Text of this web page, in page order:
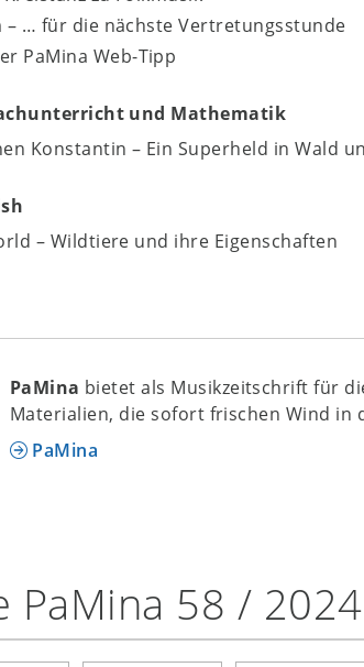
– … für die nächste Vertretungsstunde
PaMina Web-Tipp
und Mathematik
Konstantin – Ein Superheld in Wald
– Wildtiere und ihre Eigenschaften
PaMina bietet als Musikzeitschrift für
Materialien, die sofort frischen Wind in
PaMina
PaMina 58 /